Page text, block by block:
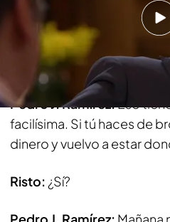
Risto:¿Te han pagado una
Pedro J. Ramírez:Eso
facilísima. Si tú haces de
dinero y vuelvo a estar
Risto: ¿Sí?